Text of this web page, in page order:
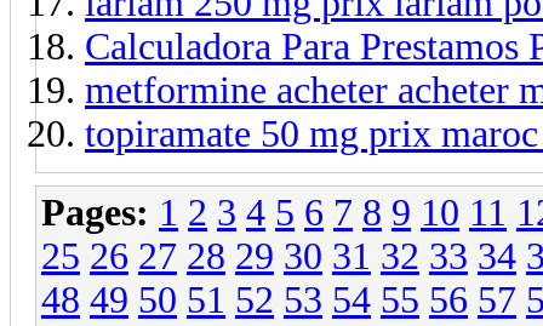
Calculadora Para Prestamos
metformine acheter acheter
topiramate 50 mg prix
Pages: 1 2 3 4 5 6 7 8 9 10 11
25 26 27 28 29 30 31 32 33 34
48 49 50 51 52 53 54 55 56 57